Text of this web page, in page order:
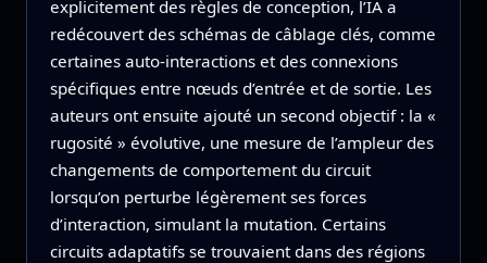
explicitement des règles de conception, l’IA a
redécouvert des schémas de câblage clés, comme
certaines auto-interactions et des connexions
spécifiques entre nœuds d’entrée et de sortie. Les
auteurs ont ensuite ajouté un second objectif : la «
rugosité » évolutive, une mesure de l’ampleur des
changements de comportement du circuit
lorsqu’on perturbe légèrement ses forces
d’interaction, simulant la mutation. Certains
circuits adaptatifs se trouvaient dans des régions